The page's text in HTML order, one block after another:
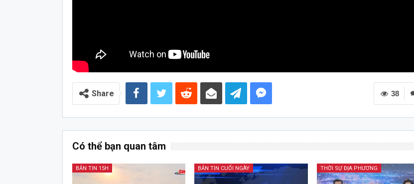
38
Share
Có thể bạn quan tâm
BẢN TIN 15H BẢN TIN CUỐI NGÀY THỜI SỰ ĐỊA PHƯƠNG